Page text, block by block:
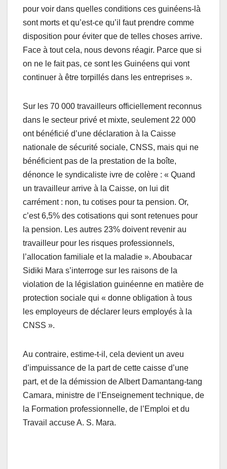
pour voir dans quelles conditions ces guinéens-là
sont morts et qu’est-ce qu’il faut prendre comme
disposition pour éviter que de telles choses arrive.
Face à tout cela, nous devons réagir. Parce que si
on ne le fait pas, ce sont les Guinéens qui vont
continuer à être torpillés dans les entreprises ».
Sur les 70 000 travailleurs officiellement reconnus
dans le secteur privé et mixte, seulement 22 000
ont bénéficié d’une déclaration à la Caisse
nationale de sécurité sociale, CNSS, mais qui ne
bénéficient pas de la prestation de la boîte,
dénonce le syndicaliste ivre de colère : « Quand
un travailleur arrive à la Caisse, on lui dit
carrément : non, tu cotises pour ta pension. Or,
c’est 6,5% des cotisations qui sont retenues pour
la pension. Les autres 23% doivent revenir au
travailleur pour les risques professionnels,
l’allocation familiale et la maladie ». Aboubacar
Sidiki Mara s’interroge sur les raisons de la
violation de la législation guinéenne en matière de
protection sociale qui « donne obligation à tous
les employeurs de déclarer leurs employés à la
CNSS ».
Au contraire, estime-t-il, cela devient un aveu
d’impuissance de la part de cette caisse d’une
part, et de la démission de Albert Damantang-tang
Camara, ministre de l’Enseignement technique, de
la Formation professionnelle, de l’Emploi et du
Travail accuse A. S. Mara.